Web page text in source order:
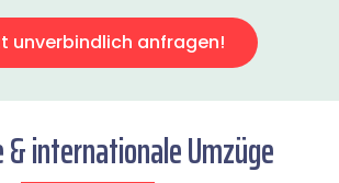
unverbindlich anfragen!
internationale Umzüge